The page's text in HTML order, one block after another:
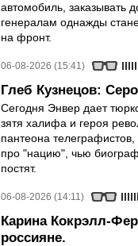
автомобиль, заказывать
генералам однажды
на фронт.
06-08-2026 (15:41)
Глеб Кузнецов:
Сегодня Энвер дает
зятя халифа и героя
пантеона
про "нацию", чью
постят.
06-08-2026 (14:11)
Карина Кокрэлл-
россияне.